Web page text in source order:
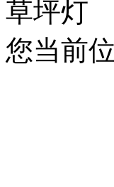
草坪灯
您当前